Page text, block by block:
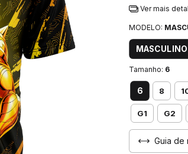
Ver mais
MODELO:
MASCULINO
Tamanho: 6
6 8
G1 G2
Guia de